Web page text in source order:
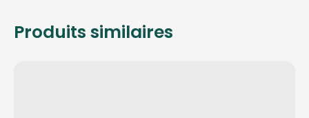
Produits similaires